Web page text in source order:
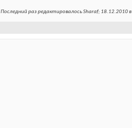
Последний раз редактировалось Sharaf; 18.12.2010 в